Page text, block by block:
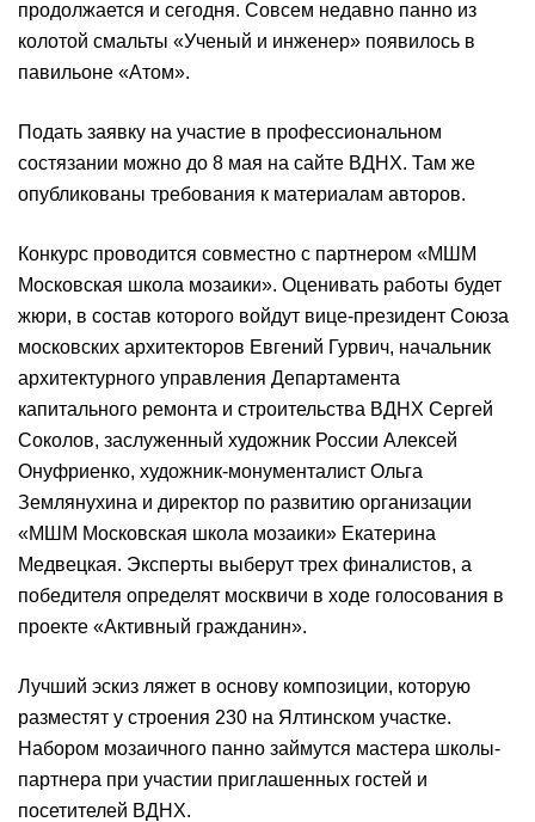
продолжается и сегодня. Совсем недавно панно из
колотой смальты «Ученый и инженер» появилось в
павильоне «Атом».
Подать заявку на участие в профессиональном
состязании можно до 8 мая на сайте ВДНХ. Там же
опубликованы требования к материалам авторов.
Конкурс проводится совместно с партнером «МШМ
Московская школа мозаики». Оценивать работы будет
жюри, в состав которого войдут вице-президент Союза
московских архитекторов Евгений Гурвич, начальник
архитектурного управления Департамента
капитального ремонта и строительства ВДНХ Сергей
Соколов, заслуженный художник России Алексей
Онуфриенко, художник-монументалист Ольга
Землянухина и директор по развитию организации
«МШМ Московская школа мозаики» Екатерина
Медвецкая. Эксперты выберут трех финалистов, а
победителя определят москвичи в ходе голосования в
проекте «Активный гражданин».
Лучший эскиз ляжет в основу композиции, которую
разместят у строения 230 на Ялтинском участке.
Набором мозаичного панно займутся мастера школы-
партнера при участии приглашенных гостей и
посетителей ВДНХ.